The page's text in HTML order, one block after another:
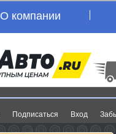
О компании
Подписаться Вход